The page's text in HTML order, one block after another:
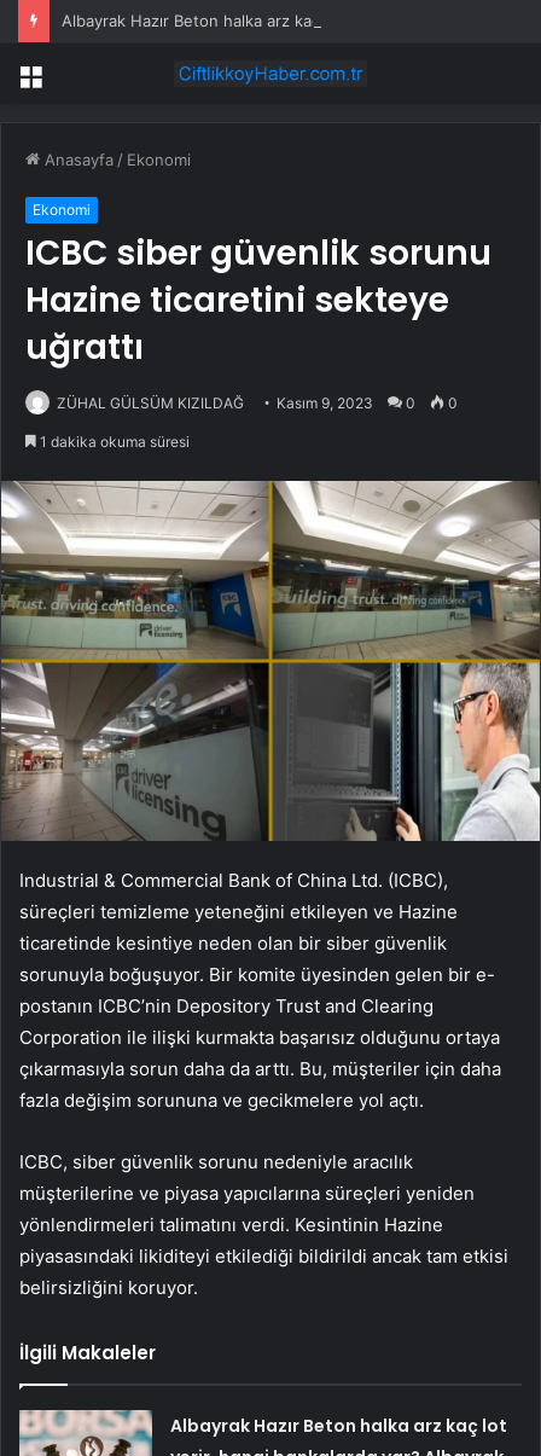
Menü
Anasayfa / Ekonomi
Ekonomi
ICBC siber güvenlik sorunu
Hazine ticaretini sekteye
uğrattı
ZÜHAL GÜLSÜM KIZILDAĞ Kasım 9, 2023 0 0
1 dakika okuma süresi
Industrial & Commercial Bank of China Ltd. (ICBC),
süreçleri temizleme yeteneğini etkileyen ve Hazine
ticaretinde kesintiye neden olan bir siber güvenlik
sorunuyla boğuşuyor. Bir komite üyesinden gelen bir e-
postanın ICBC’nin Depository Trust and Clearing
Corporation ile ilişki kurmakta başarısız olduğunu ortaya
çıkarmasıyla sorun daha da arttı. Bu, müşteriler için daha
fazla değişim sorununa ve gecikmelere yol açtı.
ICBC, siber güvenlik sorunu nedeniyle aracılık
müşterilerine ve piyasa yapıcılarına süreçleri yeniden
yönlendirmeleri talimatını verdi. Kesintinin Hazine
piyasasındaki likiditeyi etkilediği bildirildi ancak tam etkisi
belirsizliğini koruyor.
İlgili Makaleler
Albayrak Hazır Beton halka arz kaç lot